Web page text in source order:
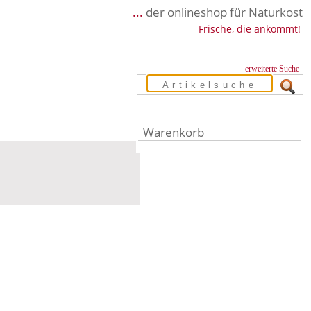
... der onlineshop für Naturkost
Frische, die ankommt!
erweiterte Suche
Warenkorb